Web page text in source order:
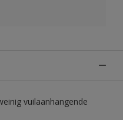
vuilaanhangende